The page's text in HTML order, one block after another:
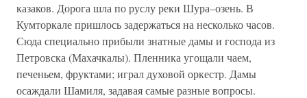
казаков. Дорога шла по руслу реки Шура–озень. В
Кумторкале пришлось задержаться на несколько часов.
Сюда специально прибыли знатные дамы и господа из
Петровска (Махачкалы). Пленника угощали чаем,
печеньем, фруктами; играл духовой оркестр. Дамы
осаждали Шамиля, задавая самые разные вопросы.